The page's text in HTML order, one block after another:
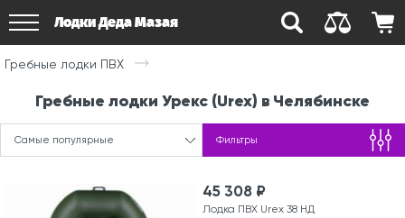
Лодки Деда Мазая
Гребные лодки ПВХ
Гребные лодки Урекс (Urex) в Челябинске
Самые популярные Фильтры
45 308 ₽
Лодка ПВХ Urex 38 НД